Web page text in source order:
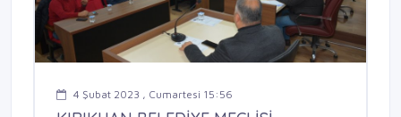
4 Şubat 2023 , Cumartesi 15:56